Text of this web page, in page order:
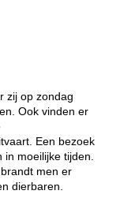
zij op zondag
Ook vinden er
Een bezoek
moeilijke tijden.
men er
dierbaren.